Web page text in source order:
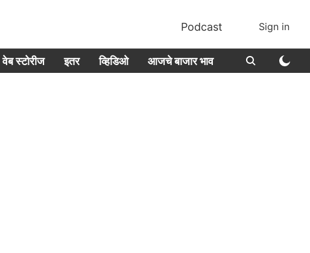
Podcast Sign in
वेब स्टोरीज इतर व्हिडिओ आजचे बाजार भाव